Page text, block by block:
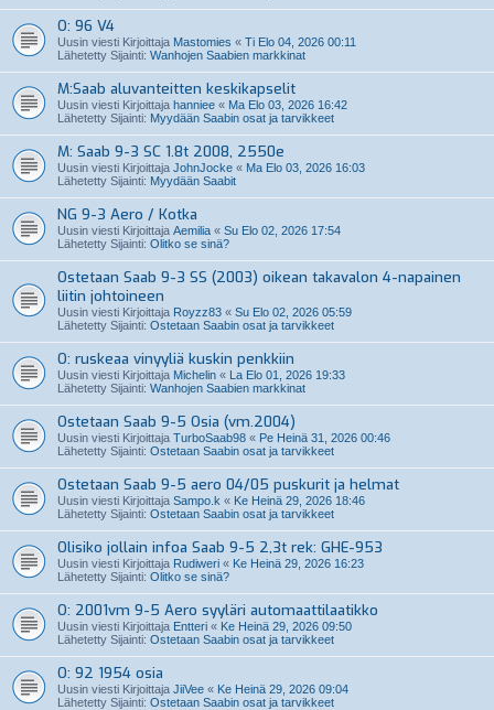
O: 96 V4
Uusin viesti Kirjoittaja Mastomies « Ti Elo 04, 2026 00:11
Lähetetty Sijainti: Wanhojen Saabien markkinat
M:Saab aluvanteitten keskikapselit
Uusin viesti Kirjoittaja hanniee « Ma Elo 03, 2026 16:42
Lähetetty Sijainti: Myydään Saabin osat ja tarvikkeet
M: Saab 9-3 SC 1.8t 2008, 2550e
Uusin viesti Kirjoittaja JohnJocke « Ma Elo 03, 2026 16:03
Lähetetty Sijainti: Myydään Saabit
NG 9-3 Aero / Kotka
Uusin viesti Kirjoittaja Aemilia « Su Elo 02, 2026 17:54
Lähetetty Sijainti: Olitko se sinä?
Ostetaan Saab 9-3 SS (2003) oikean takavalon 4-napainen
liitin johtoineen
Uusin viesti Kirjoittaja Royzz83 « Su Elo 02, 2026 05:59
Lähetetty Sijainti: Ostetaan Saabin osat ja tarvikkeet
O: ruskeaa vinyyliä kuskin penkkiin
Uusin viesti Kirjoittaja Michelin « La Elo 01, 2026 19:33
Lähetetty Sijainti: Wanhojen Saabien markkinat
Ostetaan Saab 9-5 Osia (vm.2004)
Uusin viesti Kirjoittaja TurboSaab98 « Pe Heinä 31, 2026 00:46
Lähetetty Sijainti: Ostetaan Saabin osat ja tarvikkeet
Ostetaan Saab 9-5 aero 04/05 puskurit ja helmat
Uusin viesti Kirjoittaja Sampo.k « Ke Heinä 29, 2026 18:46
Lähetetty Sijainti: Ostetaan Saabin osat ja tarvikkeet
Olisiko jollain infoa Saab 9-5 2,3t rek: GHE-953
Uusin viesti Kirjoittaja Rudiweri « Ke Heinä 29, 2026 16:23
Lähetetty Sijainti: Olitko se sinä?
O: 2001vm 9-5 Aero syyläri automaattilaatikko
Uusin viesti Kirjoittaja Entteri « Ke Heinä 29, 2026 09:50
Lähetetty Sijainti: Ostetaan Saabin osat ja tarvikkeet
O: 92 1954 osia
Uusin viesti Kirjoittaja JiiVee « Ke Heinä 29, 2026 09:04
Lähetetty Sijainti: Ostetaan Saabin osat ja tarvikkeet